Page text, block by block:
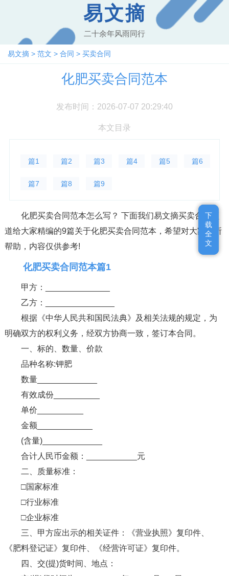
易文摘
二十余年风雨同行
易文摘 > 范文 > 合同 > 买卖合同
化肥买卖合同范本
发布时间：2026-07-07 20:29:40
本文目录
篇1 篇2 篇3 篇4 篇5 篇6
篇7 篇8 篇9
化肥买卖合同范本怎么写？ 下面我们易文摘买卖合同频
道给大家精编的9篇关于化肥买卖合同范本，希望对大家有所
帮助，内容仅供参考!
化肥买卖合同范本篇1
甲方：______________
乙方：_______________
根据《中华人民共和国民法典》及相关法规的规定，为
明确双方的权利义务，经双方协商一致，签订本合同。
一、标的、数量、价款
品种名称:钾肥
数量_____________
有效成份__________
单价__________
金额____________
(含量)_____________
合计人民币金额：___________元
二、质量标准：
□国家标准
□行业标准
□企业标准
三、甲方应出示的相关证件：《营业执照》复印件、
《肥料登记证》复印件、《经营许可证》复印件。
四、交(提)货时间、地点：
下
载
全
文
下
载
全
文